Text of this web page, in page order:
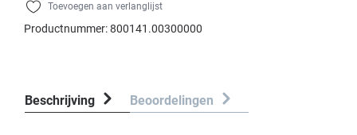
Toevoegen aan verlanglijst
Productnummer:800141.00300000
Beschrijving Beoordelingen